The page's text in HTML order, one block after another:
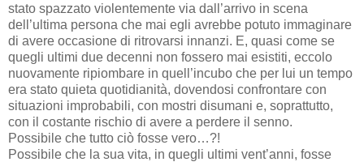
stato spazzato violentemente via dall’arrivo in scena
dell’ultima persona che mai egli avrebbe potuto immaginare
di avere occasione di ritrovarsi innanzi. E, quasi come se
quegli ultimi due decenni non fossero mai esistiti, eccolo
nuovamente ripiombare in quell’incubo che per lui un tempo
era stato quieta quotidianità, dovendosi confrontare con
situazioni improbabili, con mostri disumani e, soprattutto,
con il costante rischio di avere a perdere il senno.
Possibile che tutto ciò fosse vero…?!
Possibile che la sua vita, in quegli ultimi vent’anni, fosse